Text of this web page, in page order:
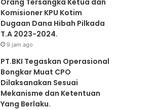
Orang Tersangka Ketua dan
Komisioner KPU Kotim
Dugaan Dana Hibah Pilkada
T.A 2023-2024.
9 jam ago
PT.BKI Tegaskan Operasional
Bongkar Muat CPO
Dilaksanakan Sesuai
Mekanisme dan Ketentuan
Yang Berlaku.